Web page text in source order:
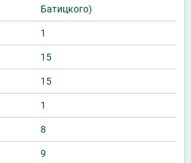
Батицкого)
1
15
15
1
8
9